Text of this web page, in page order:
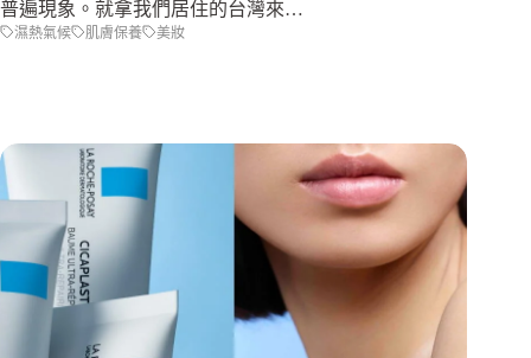
普遍現象。就拿我們居住的台灣來…
濕熱氣候 肌膚保養 美妝